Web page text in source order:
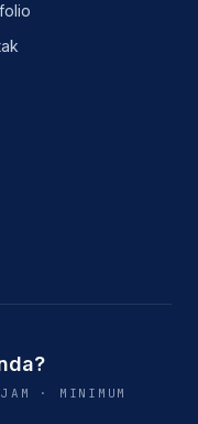
· MINIMUM